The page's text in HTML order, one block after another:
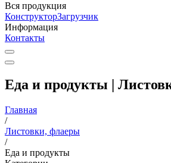
Вся продукция
КонструкторЗагрузчик
Информация
Контакты
Еда и продукты |
Главная
/
Листовки, флаеры
/
Еда и продукты